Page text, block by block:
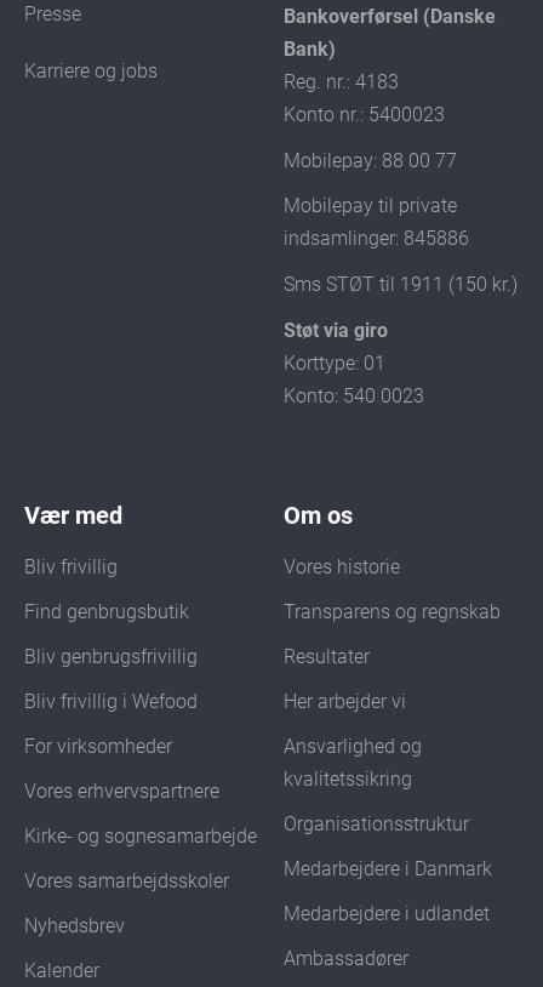
Presse
Karriere og jobs
Bankoverførsel (Danske
Bank)
Reg. nr.: 4183
Konto nr.: 5400023
Mobilepay: 88 00 77
Mobilepay til private
indsamlinger: 845886
Sms STØT til 1911 (150 kr.)
Støt via giro
Korttype: 01
Konto: 540 0023
Vær med
Bliv frivillig
Find genbrugsbutik
Bliv genbrugsfrivillig
Bliv frivillig i Wefood
For virksomheder
Vores erhvervspartnere
Kirke- og sognesamarbejde
Vores samarbejdsskoler
Nyhedsbrev
Kalender
Om os
Vores historie
Transparens og regnskab
Resultater
Her arbejder vi
Ansvarlighed og
kvalitetssikring
Organisationsstruktur
Medarbejdere i Danmark
Medarbejdere i udlandet
Ambassadører